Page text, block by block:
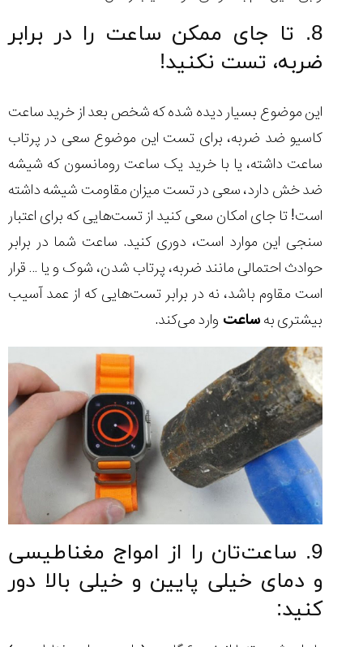
8. تا جای ممکن ساعت را در برابر
ضربه، تست نکنید!
این موضوع بسیار دیده شده که شخص بعد از خرید ساعت
کاسیو ضد ضربه، برای تست این موضوع سعی در پرتاب
ساعت داشته، یا با خرید یک ساعت رومانسون که شیشه
ضد خش دارد، سعی در تست میزان مقاومت شیشه داشته
است! تا جای امکان سعی کنید از تست‌هایی که برای اعتبار
سنجی این موارد است، دوری کنید. ساعت شما در برابر
حوادث احتمالی مانند ضربه، پرتاب شدن، شوک و یا … قرار
است مقاوم باشد، نه در برابر تست‌هایی که از عمد آسیب
بیشتری بهساعت وارد می‌کند.
9. ساعت‌تان را از امواج مغناطیسی
و دمای خیلی پایین و خیلی بالا دور
کنید: